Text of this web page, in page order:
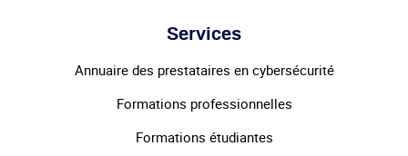
Services
Annuaire des prestataires en cybersécurité
Formations professionnelles
Formations étudiantes